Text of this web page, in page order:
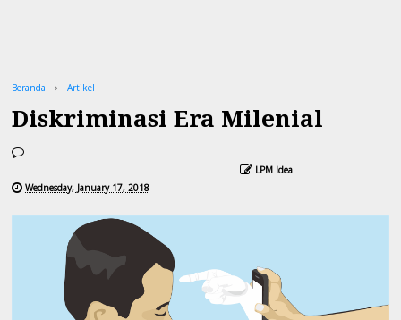
Beranda Artikel
Diskriminasi Era Milenial
LPM Idea
Wednesday, January 17, 2018